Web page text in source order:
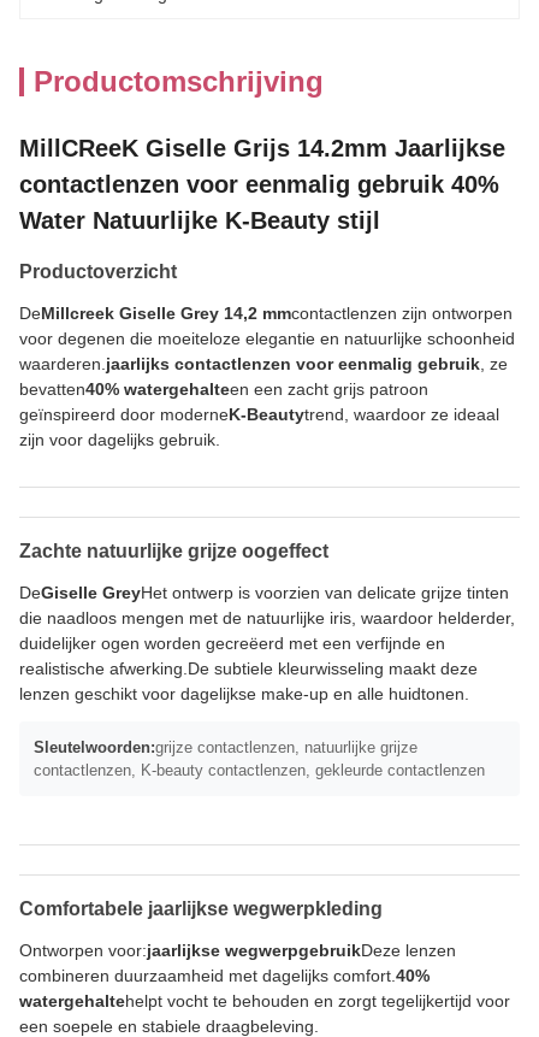
Productomschrijving
MillCReeK Giselle Grijs 14.2mm Jaarlijkse
contactlenzen voor eenmalig gebruik 40%
Water Natuurlijke K-Beauty stijl
Productoverzicht
DeMillcreek Giselle Grey 14,2 mmcontactlenzen zijn ontworpen
voor degenen die moeiteloze elegantie en natuurlijke schoonheid
waarderen. jaarlijks contactlenzen voor eenmalig gebruik , ze
bevatten40% watergehalteen een zacht grijs patroon
geïnspireerd door moderneK-Beautytrend, waardoor ze ideaal
zijn voor dagelijks gebruik.
Zachte natuurlijke grijze oogeffect
DeGiselle GreyHet ontwerp is voorzien van delicate grijze tinten
die naadloos mengen met de natuurlijke iris, waardoor helderder,
duidelijker ogen worden gecreëerd met een verfijnde en
realistische afwerking.De subtiele kleurwisseling maakt deze
lenzen geschikt voor dagelijkse make-up en alle huidtonen.
Sleutelwoorden:grijze contactlenzen, natuurlijke grijze
contactlenzen, K-beauty contactlenzen, gekleurde contactlenzen
Comfortabele jaarlijkse wegwerpkleding
Ontworpen voor:jaarlijkse wegwerpgebruikDeze lenzen
combineren duurzaamheid met dagelijks comfort. 40%
watergehaltehelpt vocht te behouden en zorgt tegelijkertijd voor
een soepele en stabiele draagbeleving.